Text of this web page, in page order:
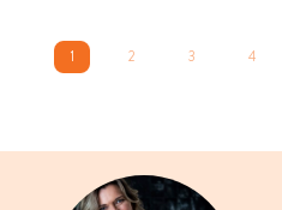
1 2 3 4